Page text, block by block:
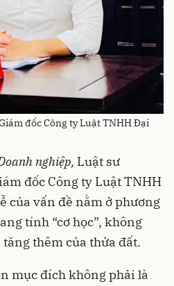
đốc Công ty Luật TNHH Đại
nghiệp, Luật sư
đốc Công ty Luật TNHH
của vấn đề nằm ở phương
tính “cơ học”, không
thêm của thửa đất.
mục đích không phải là